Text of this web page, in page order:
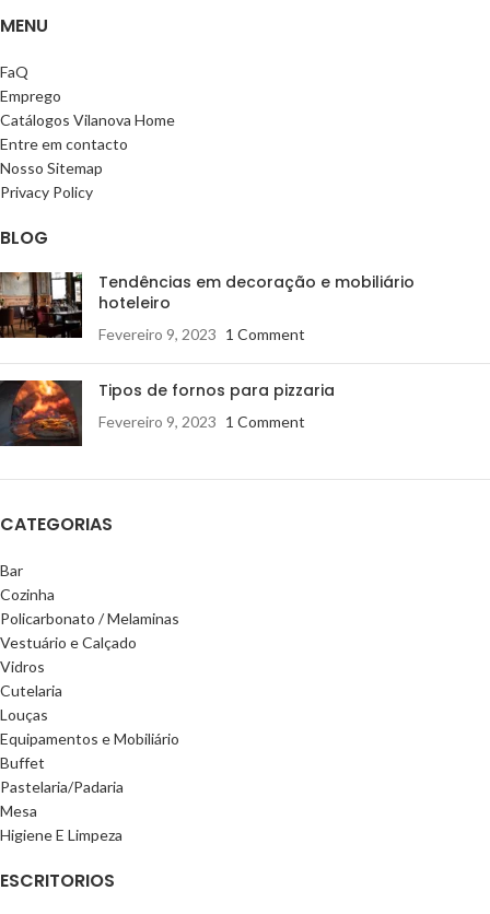
MENU
FaQ
Emprego
Catálogos Vilanova Home
Entre em contacto
Nosso Sitemap
Privacy Policy
BLOG
Tendências em decoração e mobiliário
hoteleiro
Fevereiro 9, 2023 1 Comment
Tipos de fornos para pizzaria
Fevereiro 9, 2023 1 Comment
CATEGORIAS
Bar
Cozinha
Policarbonato / Melaminas
Vestuário e Calçado
Vidros
Cutelaria
Louças
Equipamentos e Mobiliário
Buffet
Pastelaria/Padaria
Mesa
Higiene E Limpeza
ESCRITORIOS